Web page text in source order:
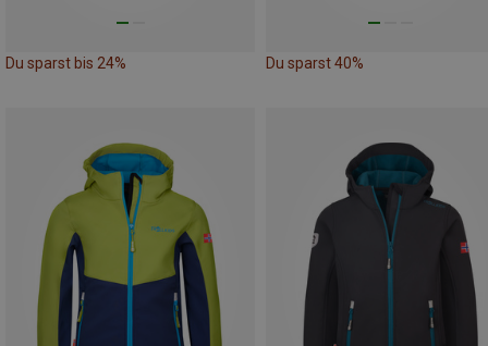
Du sparst bis 24% Du sparst 40%